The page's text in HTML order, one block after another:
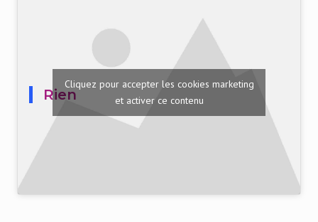
Rien
Cliquez pour accepter les cookies marketing
et activer ce contenu